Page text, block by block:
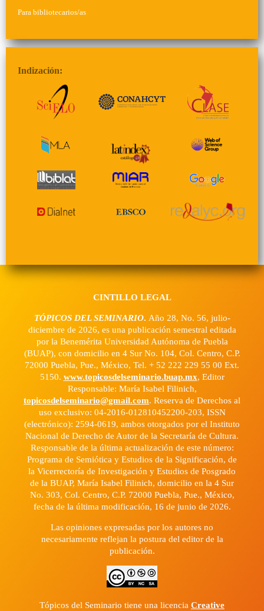
Para bibliotecarios/as
Indización:
CINTILLO LEGAL
TÓPICOS DEL SEMINARIO. Año 28, No. 56, julio-
diciembre de 2026, es una publicación semestral editada
por la Benemérita Universidad Autónoma de Puebla
(BUAP), con domicilio en 4 Sur No. 104, Col. Centro, C.P.
72000 Puebla, Pue., México, Tel. + 52 222 229 55 00 Ext.
5150. www.topicosdelseminario.buap.mx, Editor
Responsable: María Isabel Filinich,
topicosdelseminario@gmail.com. Reserva de Derechos al
uso exclusivo: 04-2016-012810452200-203, ISSN
(electrónico): 2594-0619, ambos otorgados por el Instituto
Nacional de Derecho de Autor de la Secretaría de Cultura.
Responsable de la última actualización de este número:
Programa de Semiótica y Estudios de la Significación, de
la Vicerrectoría de Investigación y Estudios de Posgrado
de la BUAP, María Isabel Filinich, domicilio en la 4 Sur
No. 303, Col. Centro, C.P. 72000 Puebla, Pue., México,
fecha de la última modificación, 16 de junio de 2026.
Las opiniones expresadas por los autores no
necesariamente reflejan la postura del editor de la
publicación.
Tópicos del Seminario tiene una licencia Creative